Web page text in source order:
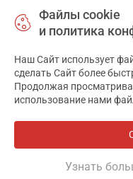
ПЕРЕД
ТОВ «АПТЕКА
Отказ
Файлы cookie
и политика
Наш Сайт использует
сделать Сайт более
Продолжая
использование нами
Узнать